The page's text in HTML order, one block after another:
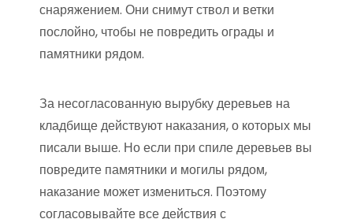
снаряжением. Они снимут ствол и ветки
послойно, чтобы не повредить ограды и
памятники рядом.
За несогласованную вырубку деревьев на
кладбище действуют наказания, о которых мы
писали выше. Но если при спиле деревьев вы
повредите памятники и могилы рядом,
наказание может измениться. Поэтому
согласовывайте все действия с